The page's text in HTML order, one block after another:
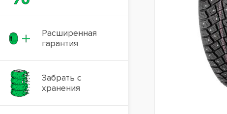
Расширенная
гарантия
Забрать с
хранения